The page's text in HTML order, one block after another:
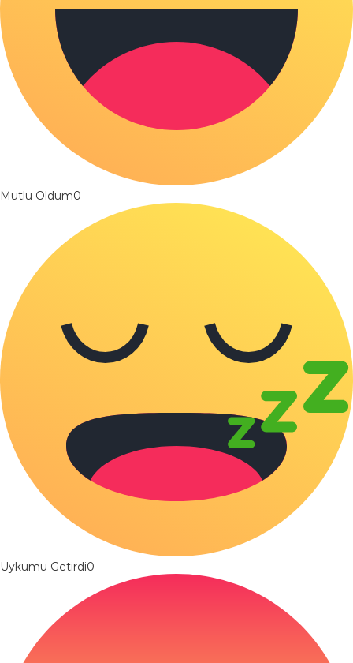
Mutlu Oldum0
Uykumu Getirdi0